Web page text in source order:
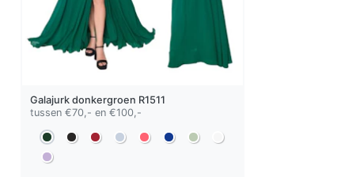
Galajurkdonkergroen R1511
tussen €70,- en €100,-